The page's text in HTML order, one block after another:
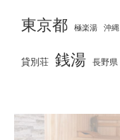
東京都 極楽湯 沖縄
貸別荘 銭湯 長野県